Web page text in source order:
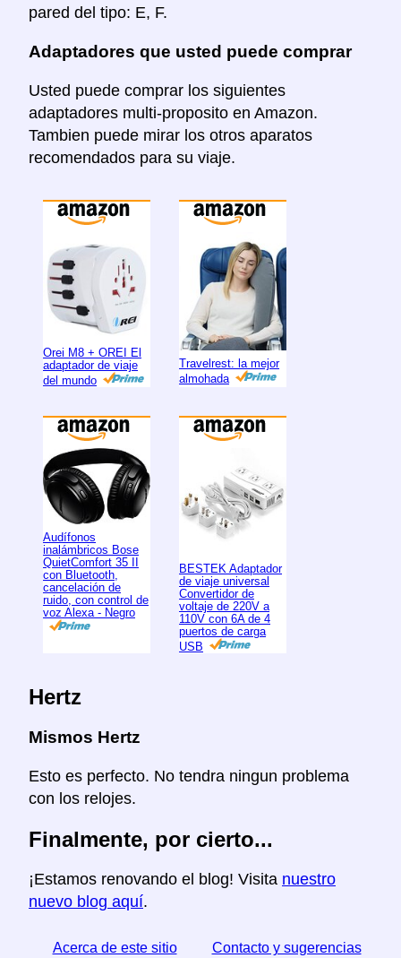
pared del tipo: E, F.
Adaptadores que usted puede comprar
Usted puede comprar los siguientes
adaptadores multi-proposito en Amazon.
Tambien puede mirar los otros aparatos
recomendados para su viaje.
Orei M8 + OREI El
adaptador de viaje
del mundo
Travelrest: la mejor
almohada
Audífonos
inalámbricos Bose
QuietComfort 35 II
con Bluetooth,
cancelación de
ruido, con control de
voz Alexa - Negro
BESTEK Adaptador
de viaje universal
Convertidor de
voltaje de 220V a
110V con 6A de 4
puertos de carga
USB
Hertz
Mismos Hertz
Esto es perfecto. No tendra ningun problema
con los relojes.
Finalmente, por cierto...
¡Estamos renovando el blog! Visita nuestro
nuevo blog aquí.
Acerca de este sitio Contacto y sugerencias